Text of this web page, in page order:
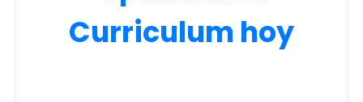
Curriculum hoy